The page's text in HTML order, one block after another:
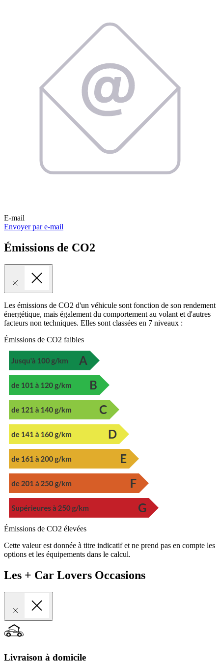
E-mail
Envoyer par e-mail
Émissions de CO2
Les émissions de CO2 d'un véhicule sont fonction de son rendement
énergétique, mais également du comportement au volant et d'autres
facteurs non techniques. Elles sont classées en 7 niveaux :
Émissions de CO2 faibles
Émissions de CO2 élevées
Cette valeur est donnée à titre indicatif et ne prend pas en compte les
options et les équipements dans le calcul.
Les + Car Lovers Occasions
Livraison à domicile